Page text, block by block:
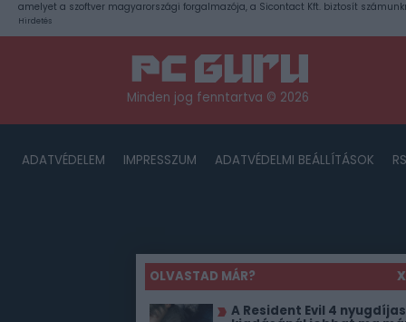
OLVASTAD MÁR?
X
A Resident Evil 4 nyugdíjas
amelyet a szoftver magyarországi forgalmazója, a Sicontact Kft. biztosít
Hirdetés
Minden jog fenntartva © 2026
ADATVÉDELEM IMPRESSZUM ADATVÉDELMI BEÁLLÍTÁSOK